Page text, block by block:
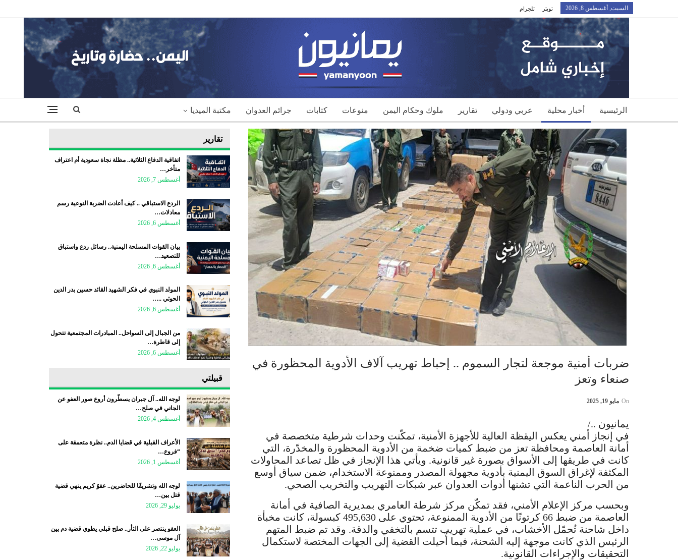
السبت, أغسطس 8, 2026 تويتر تلجرام
الرئيسية أخبار محلية عربي ودولي تقارير ملوك وحكام اليمن منوعات كتابات جرائم العدوان مكتبة الميديا
ضربات أمنية موجعة لتجار السموم .. إحباط تهريب آلاف الأدوية المحظورة في
صنعاء وتعز
On مايو 19, 2025
يمانيون ../
في إنجاز أمني يعكس اليقظة العالية للأجهزة الأمنية، تمكّنت وحدات شرطية متخصصة في
أمانة العاصمة ومحافظة تعز من ضبط كميات ضخمة من الأدوية المحظورة والمخدّرة، التي
كانت في طريقها إلى الأسواق بصورة غير قانونية. ويأتي هذا الإنجاز في ظل تصاعد المحاولات
المكثفة لإغراق السوق اليمنية بأدوية مجهولة المصدر وممنوعة الاستخدام، ضمن سياق أوسع
من الحرب الناعمة التي تشنها أدوات العدوان عبر شبكات التهريب والتخريب الصحي.
وبحسب مركز الإعلام الأمني، فقد تمكّن مركز شرطة العامري بمديرية الصافية في أمانة
العاصمة من ضبط 66 كرتونًا من الأدوية الممنوعة، تحتوي على 495,630 كبسولة، كانت مخبأة
داخل شاحنة تُحمّل الأخشاب، في عملية تهريب تتسم بالتخفي والدقة. وقد تم ضبط المتهم
الرئيس الذي كانت موجهة إليه الشحنة، فيما أُحيلت القضية إلى الجهات المختصة لاستكمال
التحقيقات والإجراءات القانونية.
تقارير
اتفاقية الدفاع الثلاثية.. مظلة نجاة سعودية أم اعتراف
متأخر…
أغسطس 7, 2026
الردع الاستباقي .. كيف أعادت الضربة النوعية رسم
معادلات…
أغسطس 6, 2026
بيان القوات المسلحة اليمنية.. رسائل ردع واستباق
للتصعيد…
أغسطس 6, 2026
المولد النبوي في فكر الشهيد القائد حسين بدر الدين
الحوثي ..…
أغسطس 6, 2026
من الجبال إلى السواحل.. المبادرات المجتمعية تتحول
إلى قاطرة…
أغسطس 6, 2026
قبيلتي
لوجه الله.. آل جبران يسطّرون أروع صور العفو عن
الجاني في صلح…
أغسطس 4, 2026
الأعراف القبلية في قضايا الدم.. نظرة متعمقة على
“فروع…
أغسطس 1, 2026
لوجه الله وتشريفًا للحاضرين.. عفوٌ كريم ينهي قضية
قتل بين…
يوليو 29, 2026
العفو ينتصر على الثأر.. صلح قبلي يطوي قضية دم بين
آل موسى…
يوليو 22, 2026